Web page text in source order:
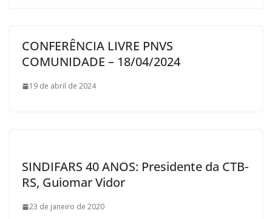
CONFERÊNCIA LIVRE PNVS
COMUNIDADE – 18/04/2024
19 de abril de 2024
SINDIFARS 40 ANOS: Presidente da CTB-
RS, Guiomar Vidor
23 de janeiro de 2020